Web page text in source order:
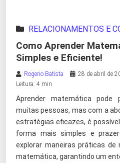
RELACIONAMENTOS E
Como Aprender
Simples e Eficiente!
Rogerio Batista 28 de abril de
Leitura: 4 min
Aprender matemática pode
muitas pessoas, mas com a
estratégias eficazes, é
forma mais simples e
explorar maneiras práticas de
matemática, garantindo um